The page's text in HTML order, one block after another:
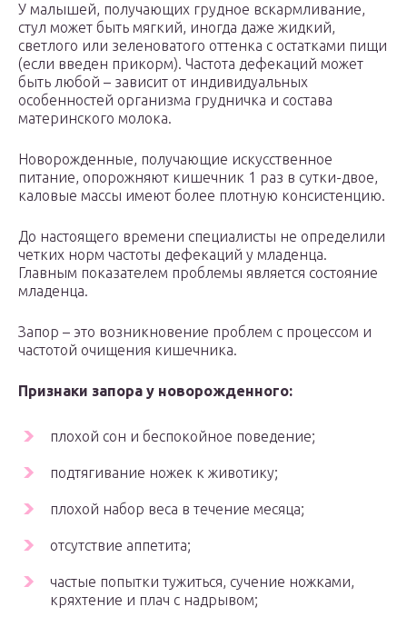
У малышей, получающих грудное вскармливание,
стул может быть мягкий, иногда даже жидкий,
светлого или зеленоватого оттенка с остатками пищи
(если введен прикорм). Частота дефекаций может
быть любой – зависит от индивидуальных
особенностей организма грудничка и состава
материнского молока.
Новорожденные, получающие искусственное
питание, опорожняют кишечник 1 раз в сутки-двое,
каловые массы имеют более плотную консистенцию.
До настоящего времени специалисты не определили
четких норм частоты дефекаций у младенца.
Главным показателем проблемы является состояние
младенца.
Запор – это возникновение проблем с процессом и
частотой очищения кишечника.
Признаки запора у новорожденного:
плохой сон и беспокойное поведение;
подтягивание ножек к животику;
плохой набор веса в течение месяца;
отсутствие аппетита;
частые попытки тужиться, сучение ножками,
кряхтение и плач с надрывом;